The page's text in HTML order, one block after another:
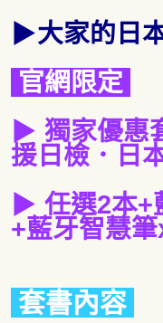
▶大家的日
官網限定
▶ 獨家優惠
援日檢．日
▶ 任選2本+
+藍牙智慧
套書內容